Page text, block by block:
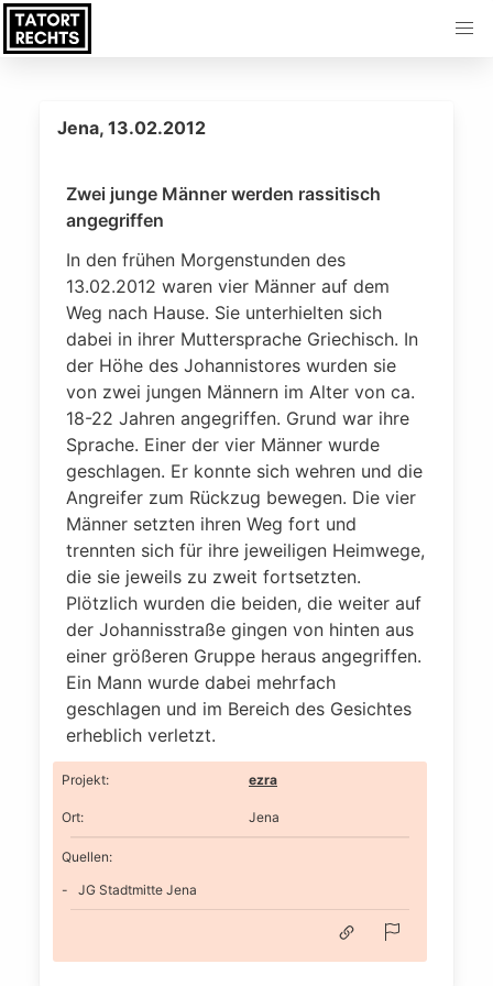
Jena, 13.02.2012
Zwei junge Männer werden rassitisch
angegriffen
In den frühen Morgenstunden des
13.02.2012 waren vier Männer auf dem
Weg nach Hause. Sie unterhielten sich
dabei in ihrer Muttersprache Griechisch. In
der Höhe des Johannistores wurden sie
von zwei jungen Männern im Alter von ca.
18-22 Jahren angegriffen. Grund war ihre
Sprache. Einer der vier Männer wurde
geschlagen. Er konnte sich wehren und die
Angreifer zum Rückzug bewegen. Die vier
Männer setzten ihren Weg fort und
trennten sich für ihre jeweiligen Heimwege,
die sie jeweils zu zweit fortsetzten.
Plötzlich wurden die beiden, die weiter auf
der Johannisstraße gingen von hinten aus
einer größeren Gruppe heraus angegriffen.
Ein Mann wurde dabei mehrfach
geschlagen und im Bereich des Gesichtes
erheblich verletzt.
Projekt: ezra
Ort: Jena
Quellen:
JG Stadtmitte Jena